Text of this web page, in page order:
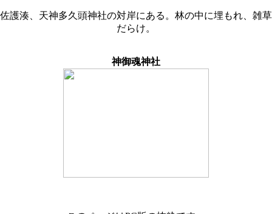
佐護湊、天神多久頭神社の対岸にある。林の中に埋もれ、雑草
だらけ。
神御魂神社